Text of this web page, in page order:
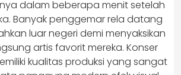
dalam beberapa menit setelah
Banyak penggemar rela datang
luar negeri demi menyaksikan
artis favorit mereka. Konser
kualitas produksi yang sangat